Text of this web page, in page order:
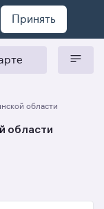
Принять
области
области